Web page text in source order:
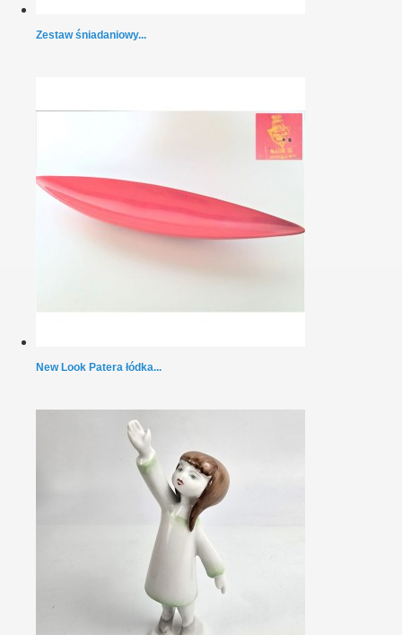
Zestaw śniadaniowy...
New Look Patera łódka...